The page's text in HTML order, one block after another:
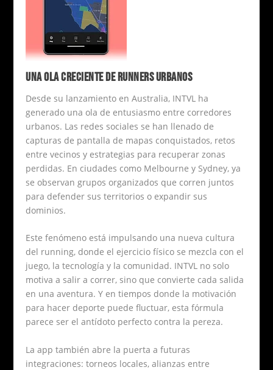
UNA OLA CRECIENTE DE RUNNERS URBANOS
Desde su lanzamiento en Australia, INTVL ha
generado una ola de entusiasmo entre corredores
urbanos. Las redes sociales se han llenado de
capturas de pantalla de mapas conquistados, retos
entre vecinos y estrategias para recuperar zonas
perdidas. En ciudades como Melbourne y Sydney, ya
se observan grupos organizados que corren juntos
para defender sus territorios o expandir sus
dominios.
Este fenómeno está impulsando una nueva cultura
del running, donde el ejercicio físico se mezcla con el
juego, la tecnología y la comunidad. INTVL no solo
motiva a salir a correr, sino que convierte cada salida
en una aventura. Y en tiempos donde la motivación
para hacer deporte puede fluctuar, esta fórmula
parece ser el antídoto perfecto contra la pereza.
La app también abre la puerta a futuras
integraciones: torneos locales, alianzas entre